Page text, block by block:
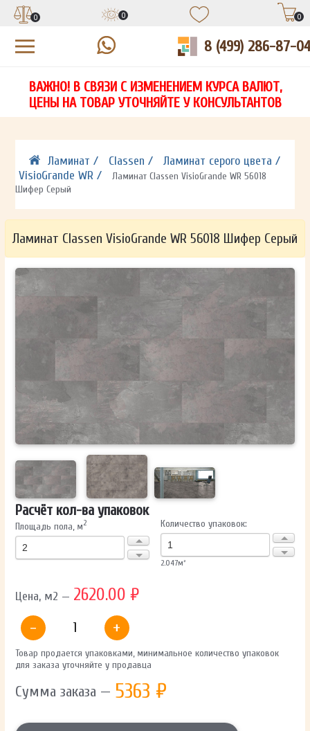
НА
СВЯЖЕТСЯ С ВАМИ В ТЕЧЕНИЕ 15 МИНУТ
ОТПРАВИТЬ
Ваши данные не будут переданы третьим лицам
ЗАПОЛНИТЕ ФОРМУ И НАШ МЕНЕДЖЕР
СВЯЖЕТСЯ С ВАМИ В ТЕЧЕНИЕ 15 МИНУТ
ОТПРАВИТЬ
Ваши данные не будут переданы третьим лицам
ЗАПОЛНИТЕ ФОРМУ И НАШ МЕНЕДЖЕР
СВЯЖЕТСЯ С ВАМИ В ТЕЧЕНИЕ 15 МИНУТ
ОТПРАВИТЬ
Ваши данные не будут переданы третьим лицам
0 0 0
8 (499) 286-87-04
ВАЖНО! В СВЯЗИ С ИЗМЕНЕНИЕМ КУРСА ВАЛЮТ,
ЦЕНЫ НА ТОВАР УТОЧНЯЙТЕ У КОНСУЛЬТАНТОВ
Ламинат / Classen /
Ламинат серого цвета /
VisioGrande WR /
Ламинат Classen VisioGrande WR 56018
Шифер Серый
Ламинат Classen VisioGrande WR 56018 Шифер Серый
Расчёт кол-ва упаковок
Площадь пола, м2 Количество упаковок:
2.047м²
Цена, м2 — 2620.00 ₽
-
+
Товар продается упаковками, минимальное количество упаковок
для заказа уточняйте у продавца
Сумма заказа — 5363 ₽